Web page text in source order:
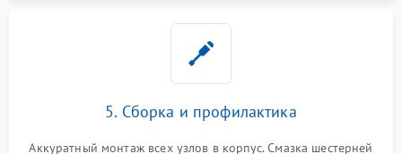
5. Сборка и профилактика
Аккуратный монтаж всех узлов в корпус. Смазка шестерней